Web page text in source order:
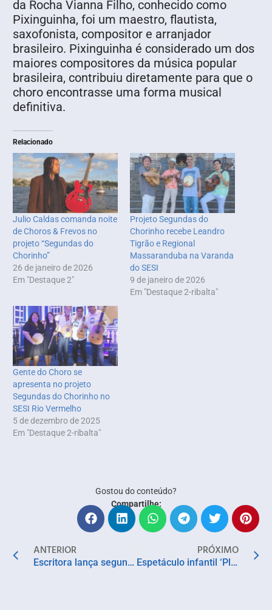
da Rocha Vianna Filho, conhecido como
Pixinguinha, foi um maestro, flautista,
saxofonista, compositor e arranjador
brasileiro. Pixinguinha é considerado um dos
maiores compositores da música popular
brasileira, contribuiu diretamente para que o
choro encontrasse uma forma musical
definitiva.
Relacionado
Julio Caldas comanda noite
de Choros & Frevos no
projeto “Segundas do
Chorinho”
26 de janeiro de 2026
Em "Destaque 2"
Projeto Segundas do
Chorinho recebe Leandro
Tigrão e Regional
Massaranduba na Varanda
do SESI
9 de janeiro de 2026
Em "Destaque 2-ribalta"
Gente do Choro se
apresenta no projeto
Segundas do Chorinho no
SESI Rio Vermelho
5 de dezembro de 2025
Em "Destaque 2-ribalta"
Gostou do conteúdo?
Compartilhe:
ANTERIOR
Escritora lança segunda edição de Cinderela nos entrelaces da tradição na Bienal do Livro Bahia
PRÓXIMO
Espetáculo infantil ‘Pluft, o Fantasminha’ estreia em Dias D’Ávila